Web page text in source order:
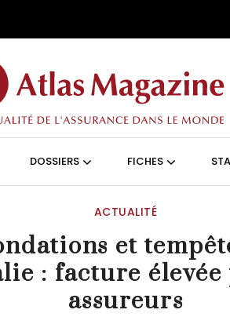
DOSSIERS FICHES
ACTUALITÉ
et
: facture élevée
assureurs